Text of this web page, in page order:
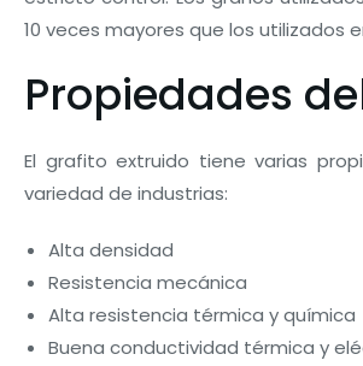
10 veces mayores que los
Propiedades
El grafito extruido tiene varias
variedad de industrias:
Alta densidad
Resistencia mecánica
Alta resistencia térmica y química
Buena conductividad térmica y